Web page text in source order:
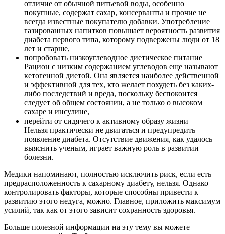
отличие от обычной питьевой воды, особенно
покупные, содержат сахар, консерванты и прочие не
всегда известные покупателю добавки. Употребление
газированных напитков повышает вероятность развития
диабета первого типа, которому подвержены люди от 18
лет и старше,
попробовать низкоуглеводное диетическое питание
Рацион с низким содержанием углеводов еще называют
кетогенной диетой. Она является наиболее действенной
и эффективной для тех, кто желает похудеть без каких-
либо последствий и вреда, поскольку беспокоится
следует об общем состоянии, а не только о высоком
сахаре и инсулине,
перейти от сидячего к активному образу жизни
Нельзя практически не двигаться и предупредить
появление диабета. Отсутствие движения, как удалось
выяснить ученым, играет важную роль в развитии
болезни.
Медики напоминают, полностью исключить риск, если есть
предрасположенность к сахарному диабету, нельзя. Однако
контролировать факторы, которые способны привести к
развитию этого недуга, можно. Главное, приложить максимум
усилий, так как от этого зависит сохранность здоровья.
Больше полезной информации на эту тему вы можете